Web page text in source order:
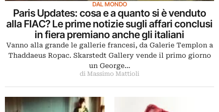
DAL MONDO
Paris Updates: cosa e a quanto si è venduto
alla FIAC? Le prime notizie sugli affari conclusi
in fiera premiano anche gli italiani
Vanno alla grande le gallerie francesi, da Galerie Templon a
Thaddaeus Ropac. Skarstedt Gallery vende il primo giorno
un George…
di Massimo Mattioli